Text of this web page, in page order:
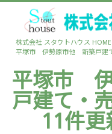
株式会社 スタウトハウス HOME
平塚市 伊勢原市他 新築戸建
平塚市
戸建て・
11件更